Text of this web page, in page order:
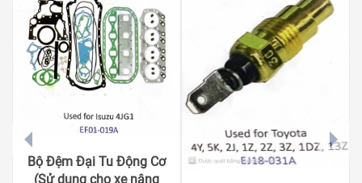
Bộ Đệm Đại Tu Động Cơ
(Sử dụng cho xe nâng
prev next